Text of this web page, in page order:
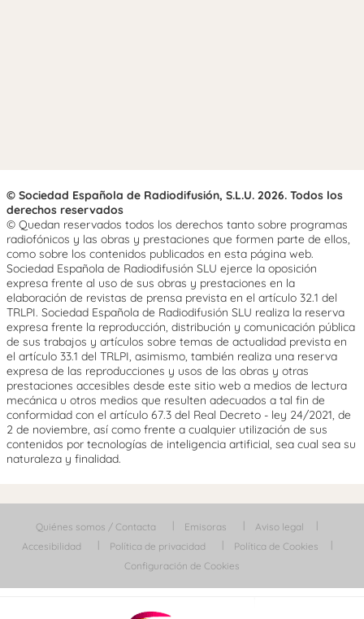
© Sociedad Española de Radiodifusión, S.L.U. 2026. Todos los
derechos reservados
© Quedan reservados todos los derechos tanto sobre programas
radiofónicos y las obras y prestaciones que formen parte de ellos,
como sobre los contenidos publicados en esta página web.
Sociedad Española de Radiodifusión SLU ejerce la oposición
expresa frente al uso de sus obras y prestaciones en la
elaboración de revistas de prensa prevista en el artículo 32.1 del
TRLPI. Sociedad Española de Radiodifusión SLU realiza la reserva
expresa frente la reproducción, distribución y comunicación pública
de sus trabajos y artículos sobre temas de actualidad prevista en
el artículo 33.1 del TRLPI, asimismo, también realiza una reserva
expresa de las reproducciones y usos de las obras y otras
prestaciones accesibles desde este sitio web a medios de lectura
mecánica u otros medios que resulten adecuados a tal fin de
conformidad con el artículo 67.3 del Real Decreto - ley 24/2021, de
2 de noviembre, así como frente a cualquier utilización de sus
contenidos por tecnologías de inteligencia artificial, sea cual sea su
naturaleza y finalidad.
Quiénes somos / Contacta Emisoras
Aviso legal
Accesibilidad
Política de privacidad
Política de Cookies
Configuración de Cookies